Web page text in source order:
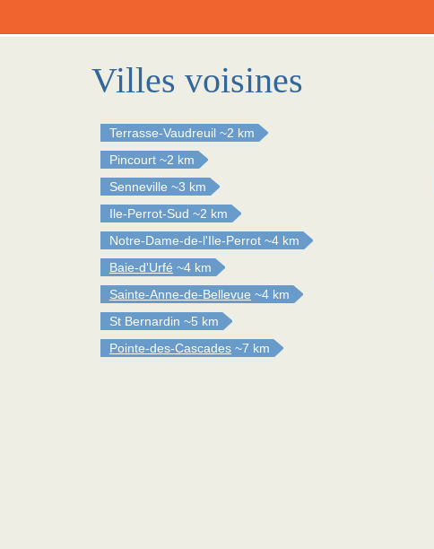
Villes voisines
Terrasse-Vaudreuil ~2 km
Pincourt ~2 km
Senneville ~3 km
Ile-Perrot-Sud ~2 km
Notre-Dame-de-l'Ile-Perrot ~4 km
Baie-d'Urfé ~4 km
Sainte-Anne-de-Bellevue ~4 km
St Bernardin ~5 km
Pointe-des-Cascades ~7 km